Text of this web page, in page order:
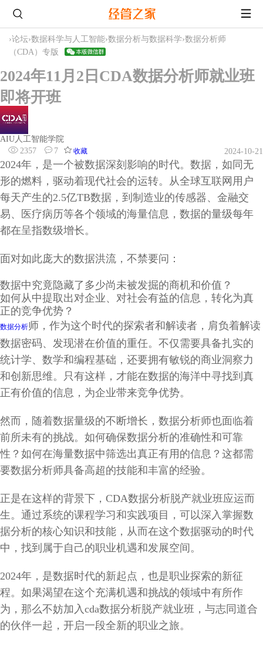
›论坛›数据科学与人工智能›数据分析与数据科学›数据分析师
（CDA）专版
2024年11月2日CDA数据分析师就业班
即将开班
AIU人工智能学院
2357
7 收藏 2024-10-21
2024年，是一个被数据深刻影响的时代。数据，如同无
形的燃料，驱动着现代社会的运转。从全球互联网用户
每天产生的2.5亿TB数据，到制造业的传感器、金融交
易、医疗病历等各个领域的海量信息，数据的量级每年
都在呈指数级增长。
面对如此庞大的数据洪流，不禁要问：
数据中究竟隐藏了多少尚未被发掘的商机和价值？
如何从中提取出对企业、对社会有益的信息，转化为真
正的竞争优势？
数据分析师，作为这个时代的探索者和解读者，肩负着解读
数据密码、发现潜在价值的重任。不仅需要具备扎实的
统计学、数学和编程基础，还要拥有敏锐的商业洞察力
和创新思维。只有这样，才能在数据的海洋中寻找到真
正有价值的信息，为企业带来竞争优势。
然而，随着数据量级的不断增长，数据分析师也面临着
前所未有的挑战。如何确保数据分析的准确性和可靠
性？如何在海量数据中筛选出真正有用的信息？这都需
要数据分析师具备高超的技能和丰富的经验。
正是在这样的背景下，CDA数据分析脱产就业班应运而
生。通过系统的课程学习和实践项目，可以深入掌握数
据分析的核心知识和技能，从而在这个数据驱动的时代
中，找到属于自己的职业机遇和发展空间。
2024年，是数据时代的新起点，也是职业探索的新征
程。如果渴望在这个充满机遇和挑战的领域中有所作
为，那么不妨加入cda数据分析脱产就业班，与志同道合
的伙伴一起，开启一段全新的职业之旅。